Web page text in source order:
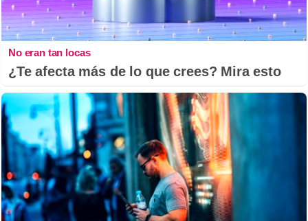
No eran tan locas
¿Te afecta más de lo que crees? Mira esto